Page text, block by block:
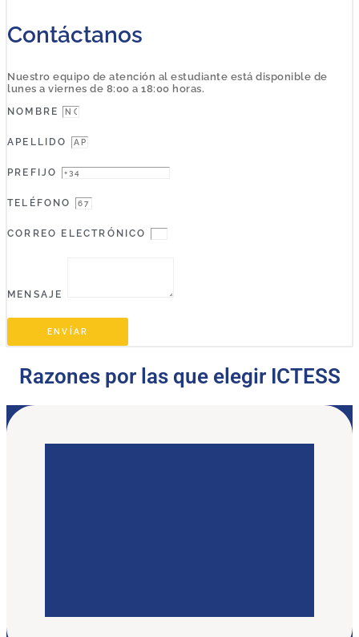
Contáctanos
Nuestro equipo de atención al estudiante está disponible de
lunes a viernes de 8:00 a 18:00 horas.
NOMBRE
APELLIDO
PREFIJO
TELÉFONO
CORREO ELECTRÓNICO
MENSAJE
ENVÍAR
Razones por las que elegir ICTESS